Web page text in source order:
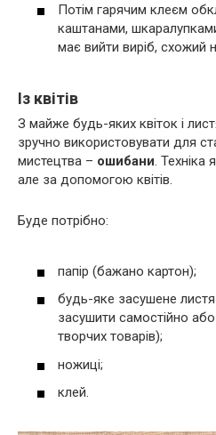
Потім гарячим клеєм
каштанами,
має вийти виріб, схожий
Із квітів
З майже будь-яких квіток і
зручно використовувати для
мистецтва – ошибани. Техніка
але за допомогою квітів.
Буде потрібно:
папір (бажано картон);
будь-яке засушене листя
засушити самостійно
творчих товарів);
ножиці;
клей.